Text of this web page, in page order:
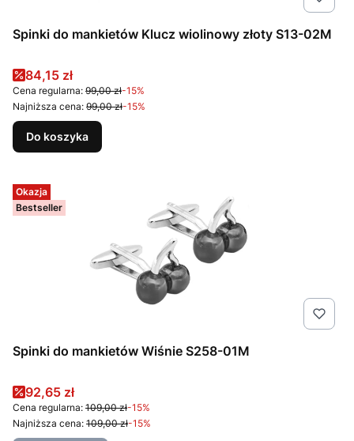
Spinki do mankietów Klucz wiolinowy złoty S13-02M
Cena promocyjna
84,15 zł
Cena regularna: 99,00 zł-15%
Najniższa cena: 99,00 zł-15%
Do koszyka
Okazja
Bestseller
Spinki do mankietów Wiśnie S258-01M
Cena promocyjna
92,65 zł
Cena regularna: 109,00 zł-15%
Najniższa cena: 109,00 zł-15%